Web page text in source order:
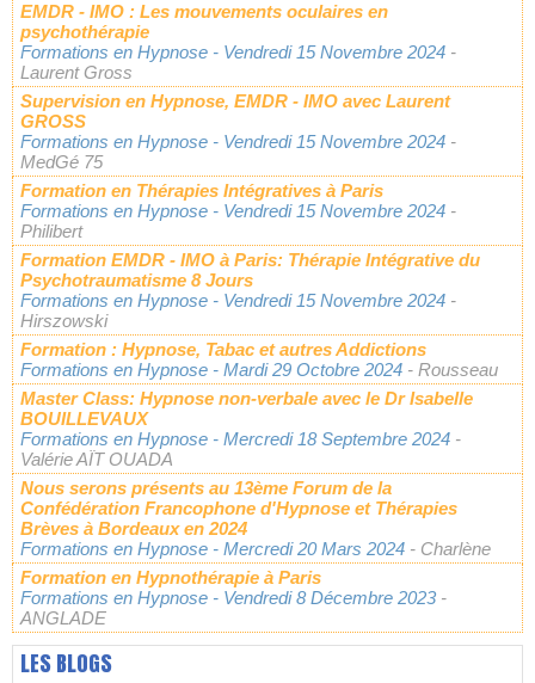
EMDR - IMO : Les mouvements oculaires en
psychothérapie
Formations en Hypnose - Vendredi 15 Novembre 2024 -
Laurent Gross
Supervision en Hypnose, EMDR - IMO avec Laurent
GROSS
Formations en Hypnose - Vendredi 15 Novembre 2024 -
MedGé 75
Formation en Thérapies Intégratives à Paris
Formations en Hypnose - Vendredi 15 Novembre 2024 -
Philibert
Formation EMDR - IMO à Paris: Thérapie Intégrative du
Psychotraumatisme 8 Jours
Formations en Hypnose - Vendredi 15 Novembre 2024 -
Hirszowski
Formation : Hypnose, Tabac et autres Addictions
Formations en Hypnose - Mardi 29 Octobre 2024 - Rousseau
Master Class: Hypnose non-verbale avec le Dr Isabelle
BOUILLEVAUX
Formations en Hypnose - Mercredi 18 Septembre 2024 -
Valérie AÏT OUADA
Nous serons présents au 13ème Forum de la
Confédération Francophone d'Hypnose et Thérapies
Brèves à Bordeaux en 2024
Formations en Hypnose - Mercredi 20 Mars 2024 - Charlène
Formation en Hypnothérapie à Paris
Formations en Hypnose - Vendredi 8 Décembre 2023 -
ANGLADE
LES BLOGS